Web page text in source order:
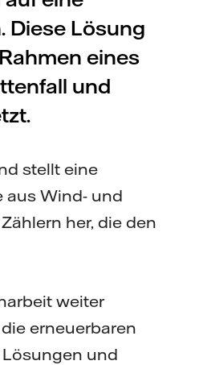
Diese Lösung
eines
und
stellt eine
aus Wind- und
her, die den
weiter
erneuerbaren
und